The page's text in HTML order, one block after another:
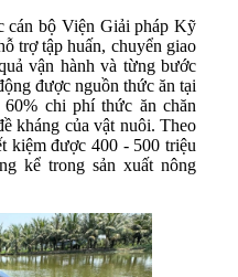
cán bộ Viện Giải pháp Kỹ
trợ tập huấn, chuyển giao
vận hành và từng bước
được nguồn thức ăn tại
chi phí thức ăn chăn
kháng của vật nuôi. Theo
kiệm được 400 - 500 triệu
kể trong sản xuất nông